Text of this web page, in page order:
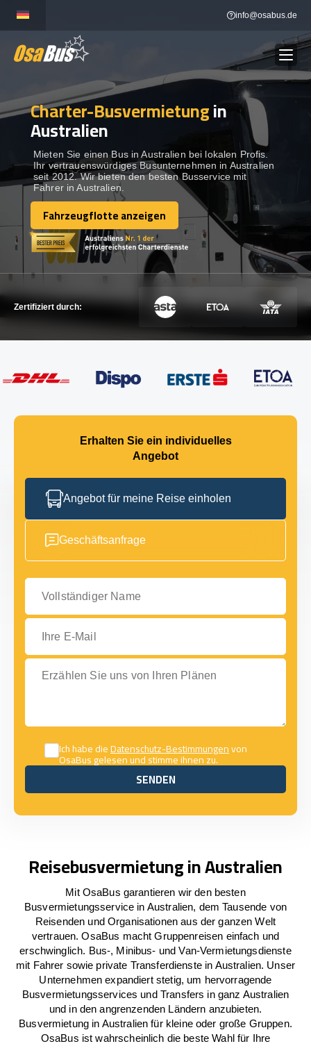
content
info@osabus.de
BUSVERMIETUNG Show dropdown
REISEZIELE Show dropdown
FLOTTE
KONTAKTIEREN SIE UNS
KONTAKTIEREN SIE UNS
Charter-Busvermietungin
Australien
Mieten Sie einen Bus in Australien bei lokalen Profis.
Ihr vertrauenswürdiges Busunternehmen in Australien
seit 2012. Wir bieten den besten Busservice mit
Fahrer in Australien.
Fahrzeugflotte anzeigen
Fahrzeugflotte anzeigen
Zertifiziert durch:
Erhalten Sie ein individuelles
Angebot
Angebot für meine Reise einholen
Geschäftsanfrage
Vollständiger Name
Ihre E-Mail
Erzählen Sie uns von Ihren Plänen
Ich habe dieDatenschutz-Bestimmungenvon
OsaBus gelesen und stimme ihnen zu.
SENDEN
SENDEN
Reisebusvermietung in Australien
Mit OsaBus garantieren wir den besten
Busvermietungsservice in Australien, dem Tausende von
Reisenden und Organisationen aus der ganzen Welt
vertrauen. OsaBus macht Gruppenreisen einfach und
erschwinglich. Bus-, Minibus- und Van-Vermietungsdienste
mit Fahrer sowie private Transferdienste in Australien. Unser
Unternehmen expandiert stetig, um hervorragende
Busvermietungsservices und Transfers in ganz Australien
und in den angrenzenden Ländern anzubieten.
Busvermietung in Australien für kleine oder große Gruppen.
OsaBus ist wahrscheinlich die beste Wahl für Ihre